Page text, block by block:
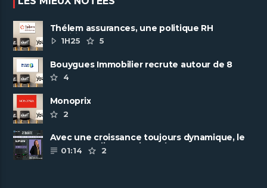
Thélem assurances, une politique RH
ambitieuse
1H25 5
Bouygues Immobilier recrute autour de 8
pôles métiers
4
Monoprix
2
Avec une croissance toujours dynamique, le
groupe Scalian continue de ......
01:14 2